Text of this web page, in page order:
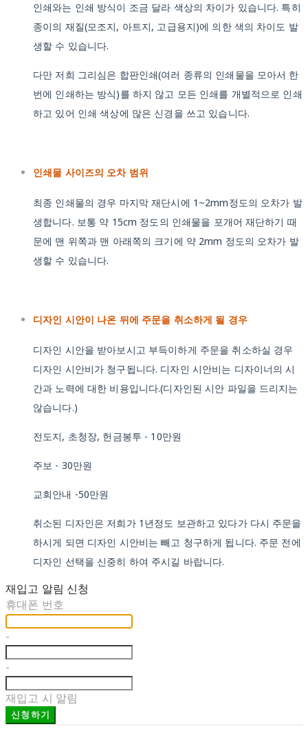
인쇄와는 인쇄 방식이 조금 달라 색상의 차이가 있습니다. 특히
종이의 재질(모조지, 아트지, 고급용지)에 의한 색의 차이도 발
생할 수 있습니다.
다만 저희 그리심은 합판인쇄(여러 종류의 인쇄물을 모아서 한
번에 인쇄하는 방식)를 하지 않고 모든 인쇄를 개별적으로 인쇄
하고 있어 인쇄 색상에 많은 신경을 쓰고 있습니다.
인쇄물 사이즈의 오차 범위
최종 인쇄물의 경우 마지막 재단시에 1~2mm정도의 오차가 발
생합니다. 보통 약 15cm 정도의 인쇄물을 포개어 재단하기 때
문에 맨 위쪽과 맨 아래쪽의 크기에 약 2mm 정도의 오차가 발
생할 수 있습니다.
디자인 시안이 나온 뒤에 주문을 취소하게 될 경우
디자인 시안을 받아보시고 부득이하게 주문을 취소하실 경우
디자인 시안비가 청구됩니다. 디자인 시안비는 디자이너의 시
간과 노력에 대한 비용입니다.(디자인된 시안 파일을 드리지는
않습니다.)
전도지, 초청장, 헌금봉투 - 10만원
주보 - 30만원
교회안내 -50만원
취소된 디자인은 저희가 1년정도 보관하고 있다가 다시 주문을
하시게 되면 디자인 시안비는 빼고 청구하게 됩니다. 주문 전에
디자인 선택을 신중히 하여 주시길 바랍니다.
재입고 알림 신청
휴대폰 번호
-
-
재입고 시 알림
신청하기